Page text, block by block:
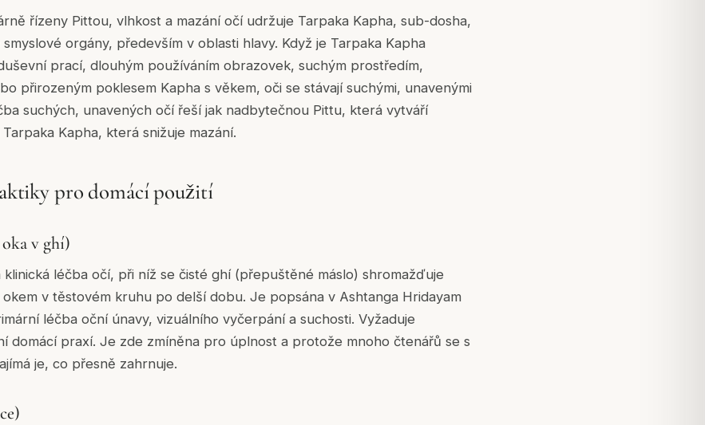
řízeny Pittou, vlhkost a mazání očí udržuje Tarpaka Kapha, sub-dosha,
orgány, především v oblasti hlavy. Když je Tarpaka Kapha
prací, dlouhým používáním obrazovek, suchým prostředím,
přirozeným poklesem Kapha s věkem, oči se stávají suchými, unavenými
suchých, unavených očí řeší jak nadbytečnou Pittu, která vytváří
Kapha, která snižuje mazání.
pro domácí použití
v ghí)
klinická léčba očí, při níž se čisté ghí (přepuštěné máslo) shromažďuje
v těstovém kruhu po delší dobu. Je popsána v Ashtanga Hridayam
léčba oční únavy, vizuálního vyčerpání a suchosti. Vyžaduje
domácí praxí. Je zde zmíněna pro úplnost a protože mnoho čtenářů se s
je, co přesně zahrnuje.